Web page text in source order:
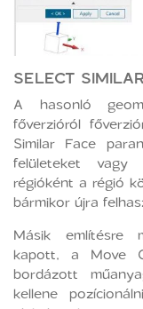
SELECT
A hasonló
főverzióról
Similar Face
felületeket vagy
régióként a régió
bármikor újra
Másik említésre
kapott, a Move
bordázott
kellene